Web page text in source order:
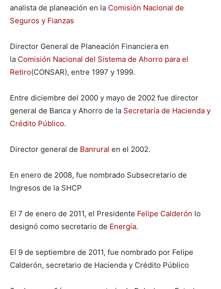
analista de planeación en la Comisión Nacional de
Seguros y Fianzas
Director General de Planeación Financiera en
la Comisión Nacional del Sistema de Ahorro para el
Retiro(CONSAR), entre 1997 y 1999.
Entre diciembre del 2000 y mayo de 2002 fue director
general de Banca y Ahorro de la Secretaría de Hacienda y
Crédito Público.
Director general de Banrural en el 2002.
En enero de 2008, fue nombrado Subsecretario de
Ingresos de la SHCP
El 7 de enero de 2011, el Presidente Felipe Calderón lo
designó como secretario de Energía.
El 9 de septiembre de 2011, fue nombrado por Felipe
Calderón, secretario de Hacienda y Crédito Público